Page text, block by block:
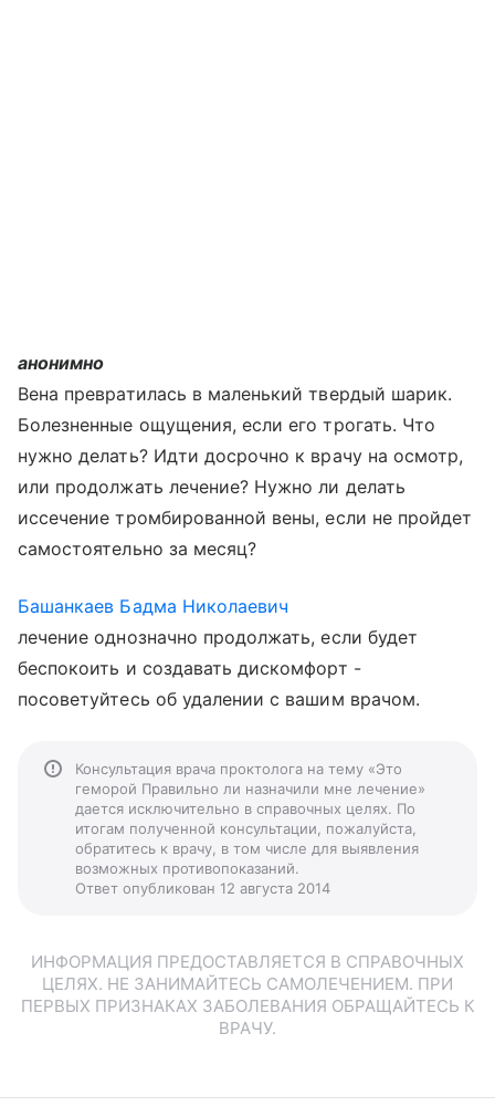
анонимно
Вена превратилась в маленький твердый шарик.
Болезненные ощущения, если его трогать. Что
нужно делать? Идти досрочно к врачу на осмотр,
или продолжать лечение? Нужно ли делать
иссечение тромбированной вены, если не пройдет
самостоятельно за месяц?
Башанкаев Бадма Николаевич
лечение однозначно продолжать, если будет
беспокоить и создавать дискомфорт -
посоветуйтесь об удалении с вашим врачом.
Консультация врача проктолога на тему «Это
геморой Правильно ли назначили мне лечение»
дается исключительно в справочных целях. По
итогам полученной консультации, пожалуйста,
обратитесь к врачу, в том числе для выявления
возможных противопоказаний.
Ответ опубликован 12 августа 2014
ИНФОРМАЦИЯ ПРЕДОСТАВЛЯЕТСЯ В СПРАВОЧНЫХ
ЦЕЛЯХ. НЕ ЗАНИМАЙТЕСЬ САМОЛЕЧЕНИЕМ. ПРИ
ПЕРВЫХ ПРИЗНАКАХ ЗАБОЛЕВАНИЯ ОБРАЩАЙТЕСЬ К
ВРАЧУ.